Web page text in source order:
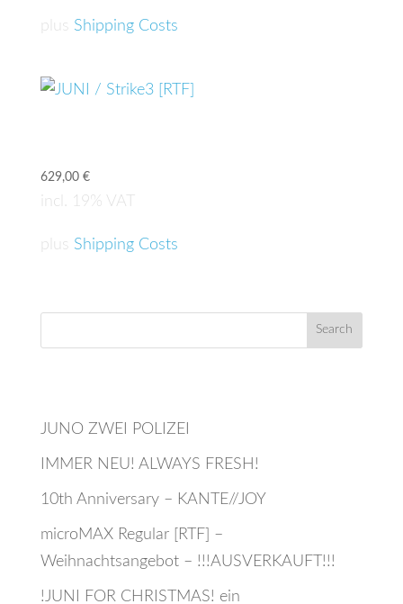
plus Shipping Costs
629,00 €
incl. 19% VAT
plus Shipping Costs
JUNO ZWEI POLIZEI
IMMER NEU! ALWAYS FRESH!
10th Anniversary – KANTE//JOY
microMAX Regular [RTF] –
Weihnachtsangebot – !!!AUSVERKAUFT!!!
!JUNI FOR CHRISTMAS! ein